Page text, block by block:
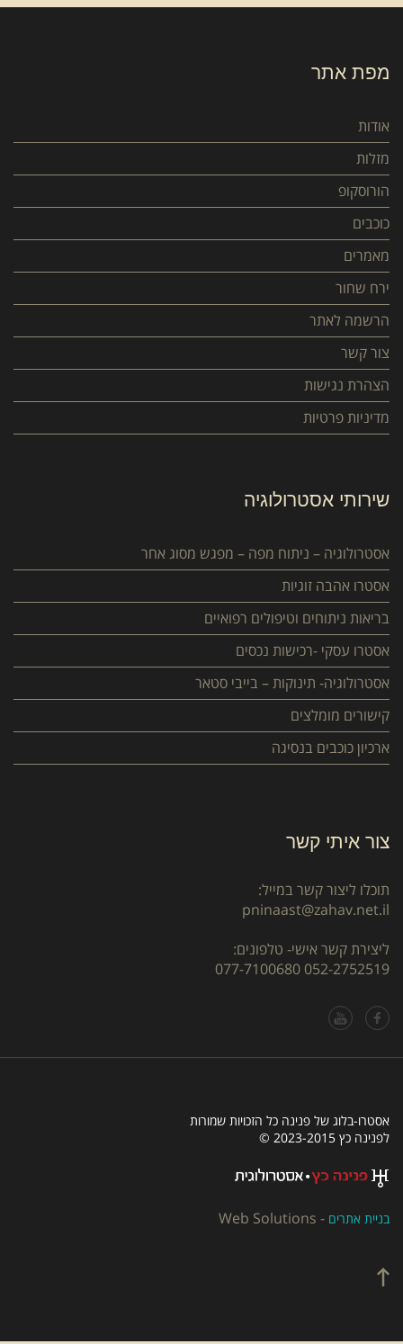
מפת אתר
אודות
מזלות
הורוסקופ
כוכבים
מאמרים
ירח שחור
הרשמה לאתר
צור קשר
הצהרת נגישות
מדיניות פרטיות
שירותי אסטרולוגיה
אסטרולוגיה – ניתוח מפה – מפגש מסוג אחר
אסטרו אהבה זוגיות
בריאות ניתוחים וטיפולים רפואיים
אסטרו עסקי -רכישות נכסים
אסטרולוגיה- תינוקות – בייבי סטאר
קישורים מומלצים
ארכיון כוכבים בנסיגה
צור איתי קשר
תוכלו ליצור קשר במייל:
pninaast@zahav.net.il
ליצירת קשר אישי- טלפונים:
052-2752519
077-7100680
אסטרו-בלוג של פנינה כל הזכויות שמורות
לפנינה כץ 2023-2015 ©
בניית אתרים -
Web Solutions